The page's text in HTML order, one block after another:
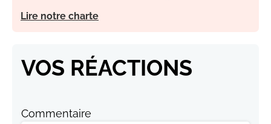
Lire notre charte
VOS RÉACTIONS
Commentaire